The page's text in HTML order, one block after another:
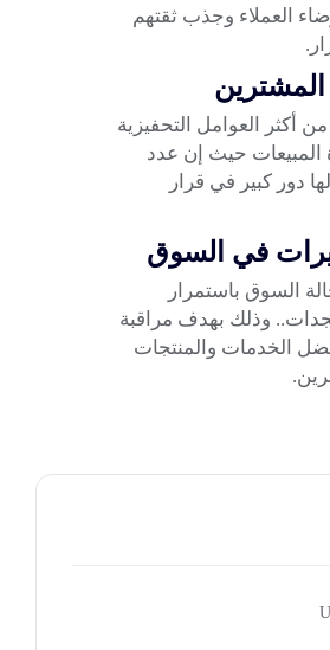
العملاء وجذب ثقتهم
أكثر العوامل التحفيزية
المبيعات حيث إن عدد
دور كبير في قرار
السوق باستمرار
وذلك بهدف مراقبة
الخدمات والمنتجات